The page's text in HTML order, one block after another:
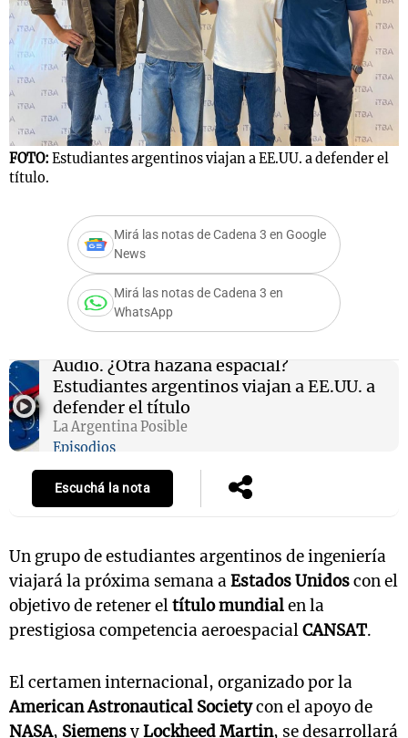
FOTO: Estudiantes argentinos viajan a EE.UU. a defender el
título.
Mirá las notas de Cadena 3 en Google
News
Mirá las notas de Cadena 3 en
WhatsApp
Audio. ¿Otra hazaña espacial?
Estudiantes argentinos viajan a EE.UU. a
defender el título
La Argentina Posible
Episodios
Escuchá la nota
Un grupo de estudiantes argentinos de ingeniería
viajará la próxima semana aEstados Unidoscon el
objetivo de retener eltítulo mundialen la
prestigiosa competencia aeroespacialCANSAT.
El certamen internacional, organizado por la
American Astronautical Societycon el apoyo de
NASA, SiemensyLockheed Martin, se desarrollará